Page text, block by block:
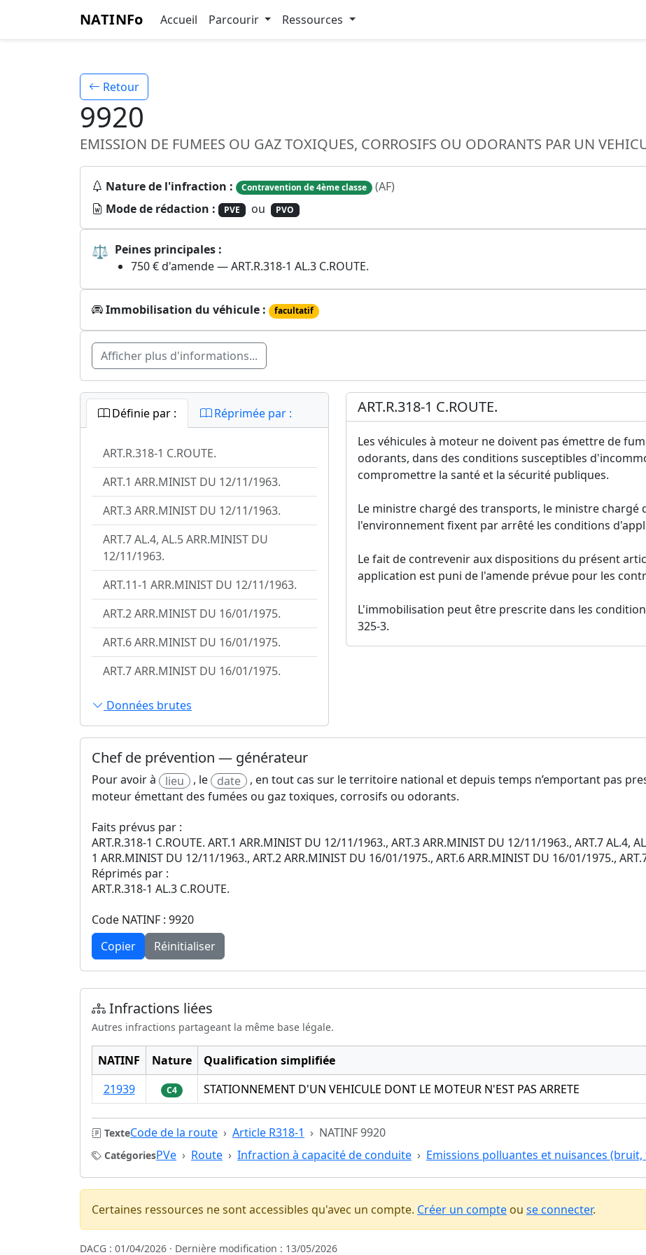
NATINFo Accueil Parcourir Ressources
Retour
9920
EMISSION DE FUMEES OU GAZ TOXIQUES, CORROSIFS OU ODORANTS PAR UN
Nature de l'infraction : Contravention de 4ème classe (AF)
Mode de rédaction :
PVE ou PVO
⚖ Peines principales :
750 € d'amende — ART.R.318-1 AL.3 C.ROUTE.
Immobilisation du véhicule : facultatif
Afficher plus d'informations...
Définie par : Réprimée par :
ART.R.318-1 C.ROUTE.
ART.1 ARR.MINIST DU 12/11/1963.
ART.3 ARR.MINIST DU 12/11/1963.
ART.7 AL.4, AL.5 ARR.MINIST DU
12/11/1963.
ART.11-1 ARR.MINIST DU 12/11/1963.
ART.2 ARR.MINIST DU 16/01/1975.
ART.6 ARR.MINIST DU 16/01/1975.
ART.7 ARR.MINIST DU 16/01/1975.
Données brutes
ART.R.318-1 C.ROUTE.
Les véhicules à moteur ne doivent pas émettre de
odorants, dans des conditions susceptibles
compromettre la santé et la sécurité publiques.
Le ministre chargé des transports, le ministre chargé
l'environnement fixent par arrêté les conditions
Le fait de contrevenir aux dispositions du présent
application est puni de l'amende prévue pour les
L'immobilisation peut être prescrite dans les
325-3.
Chef de prévention — générateur
Pour avoir à lieu , le date
, en tout cas sur le territoire national et depuis temps n’emportant pas
moteur émettant des fumées ou gaz toxiques, corrosifs ou odorants.
Faits prévus par :
ART.R.318-1 C.ROUTE. ART.1 ARR.MINIST DU 12/11/1963., ART.3 ARR.MINIST DU 12/11/1963., ART.7 AL.4,
1 ARR.MINIST DU 12/11/1963., ART.2 ARR.MINIST DU 16/01/1975., ART.6 ARR.MINIST DU 16/01/1975.,
Réprimés par :
ART.R.318-1 AL.3 C.ROUTE.
Code NATINF : 9920
Copier
Réinitialiser
Infractions liées
Autres infractions partageant la même base légale.
NATINF Nature
Qualification simplifiée
21939
C4 STATIONNEMENT D'UN VEHICULE DONT LE MOTEUR N'EST PAS ARRETE
TexteCode de la route Article R318-1 NATINF 9920
CatégoriesPVe Route Infraction à capacité de conduite Emissions polluantes et nuisances (bruit,
Certaines ressources ne sont accessibles qu'avec un compte. Créer un compte ou se connecter.
DACG : 01/04/2026 · Dernière modification : 13/05/2026